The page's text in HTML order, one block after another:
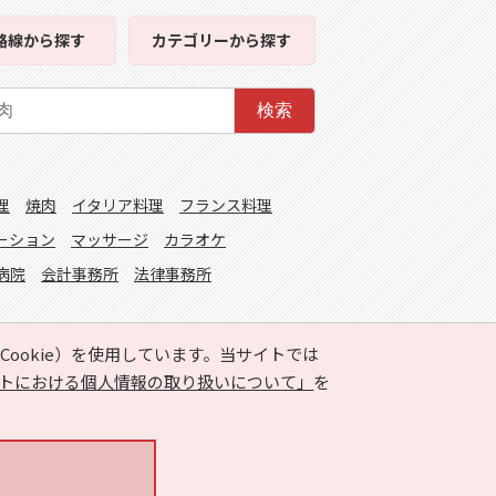
）を使用しています。当サイトでは
における個人情報の取り扱いについて」 を
線から探す カテゴリーから探す
検索
焼肉 イタリア料理
フランス料理
ション マッサージ
カラオケ
院 会計事務所 法律事務所